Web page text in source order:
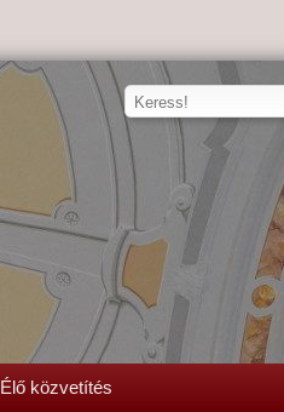
Élő közvetítés